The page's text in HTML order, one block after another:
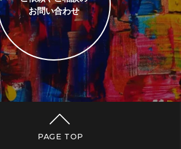
お問い合わせ
PAGE TOP